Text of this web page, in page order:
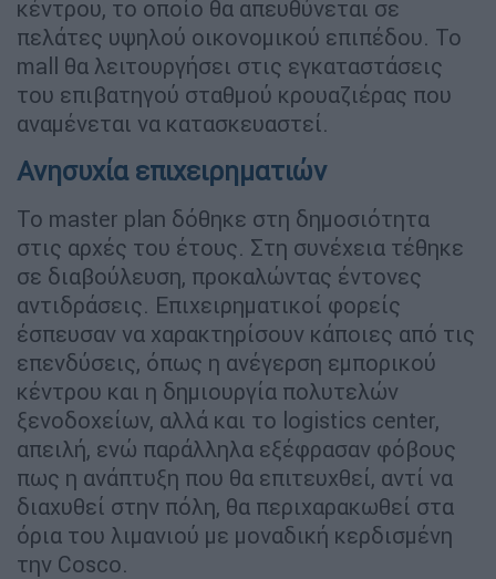
κέντρου, το οποίο θα απευθύνεται σε
πελάτες υψηλού οικονοµικού επιπέδου. Το
mall θα λειτουργήσει στις εγκαταστάσεις
του επιβατηγού σταθµού κρουαζιέρας που
αναµένεται να κατασκευαστεί.
Ανησυχία επιχειρηματιών
Το master plan δόθηκε στη δηµοσιότητα
στις αρχές του έτους. Στη συνέχεια τέθηκε
σε διαβούλευση, προκαλώντας έντονες
αντιδράσεις. Επιχειρηµατικοί φορείς
έσπευσαν να χαρακτηρίσουν κάποιες από τις
επενδύσεις, όπως η ανέγερση εµπορικού
κέντρου και η δηµιουργία πολυτελών
ξενοδοχείων, αλλά και το logistics center,
απειλή, ενώ παράλληλα εξέφρασαν φόβους
πως η ανάπτυξη που θα επιτευχθεί, αντί να
διαχυθεί στην πόλη, θα περιχαρακωθεί στα
όρια του λιµανιού µε µοναδική κερδισµένη
την Cosco.